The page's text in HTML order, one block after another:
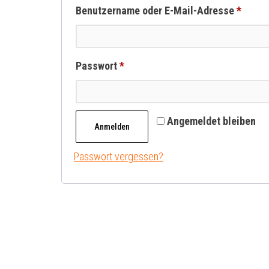
Benutzername oder E-Mail-Adresse*
Passwort*Erforderlich
Angemeldet bleiben
Anmelden
Passwort vergessen?